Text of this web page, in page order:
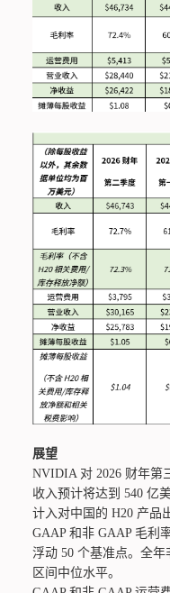
展望
NVIDIA 对 2026 财年第
收入预计将达到 540 亿
计入对中国的 H20 产品
GAAP 和非 GAAP 毛利
浮动 50 个基准点。全年
区间中位水平。